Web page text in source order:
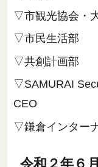
▽市観光協会・
▽市民生活部
▽共創計画部
▽SAMURAI
CEO
▽鎌倉インター
令和２年６